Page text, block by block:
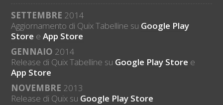
SETTEMBRE 2014
Aggiornamento di Quix Tabelline su Google Play
Store e App Store
GENNAIO 2014
Release di Quix Tabelline su Google Play Store e
App Store
NOVEMBRE 2013
Release di Quix su Google Play Store